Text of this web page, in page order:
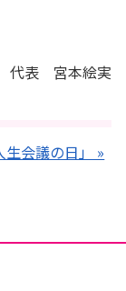
本絵実
会議の日」 »